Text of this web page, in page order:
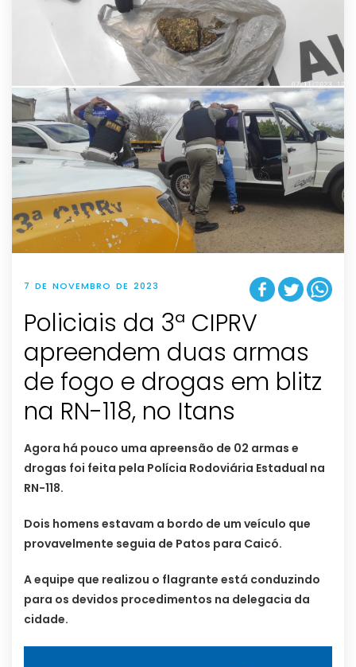
7 DE NOVEMBRO DE 2023
Policiais da 3ª CIPRV
apreendem duas armas
de fogo e drogas em blitz
na RN-118, no Itans
Agora há pouco uma apreensão de 02 armas e
drogas foi feita pela Polícia Rodoviária Estadual na
RN-118.
Dois homens estavam a bordo de um veículo que
provavelmente seguia de Patos para Caicó.
A equipe que realizou o flagrante está conduzindo
para os devidos procedimentos na delegacia da
cidade.